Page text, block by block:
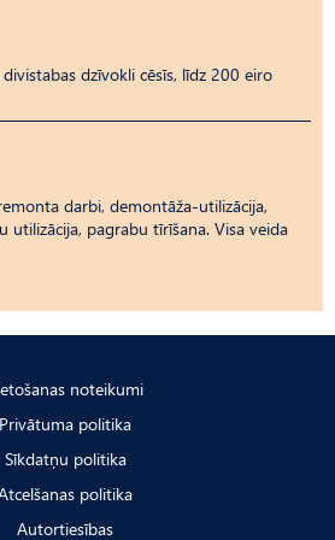
dzīvokli cēsīs, līdz 200 eiro
darbi, demontāža-utilizācija,
utilizācija, pagrabu tīrīšana. Visa veida
noteikumi
Privātuma politika
Sīkdatņu politika
politika
Autortiesības